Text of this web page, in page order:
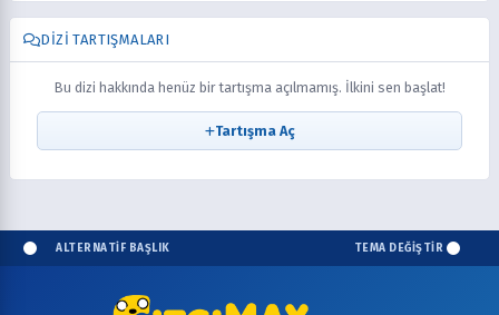
DIZI TARTIŞMALARI
Bu dizi hakkında henüz bir tartışma açılmamış. İlkini sen başlat!
Tartışma Aç
ALTERNATİF BAŞLIK TEMA DEĞİŞTİR